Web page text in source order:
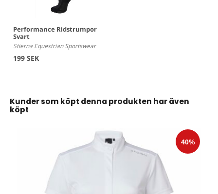
Performance Ridstrumpor
Svart
Stierna Equestrian Sportswear
199 SEK
Kunder som köpt denna produkten har även
köpt